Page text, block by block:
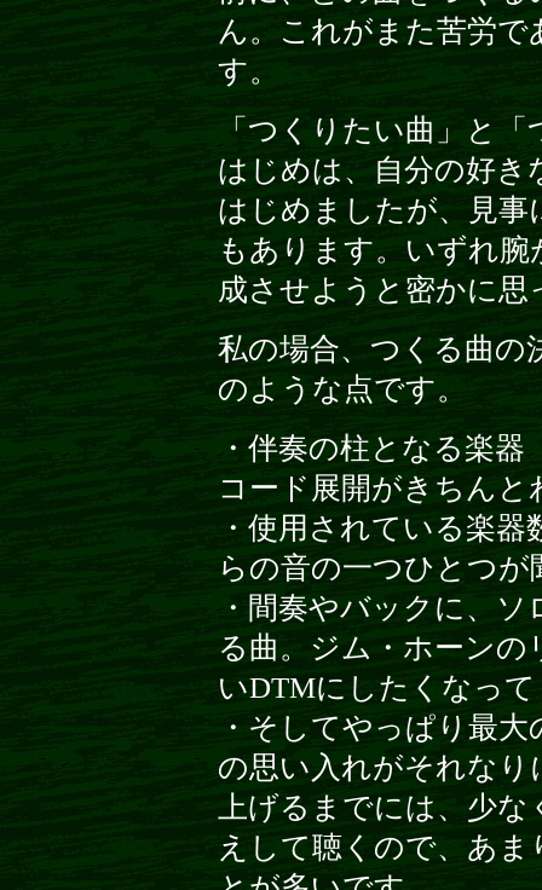
ん。これがまた苦労
す。
「つくりたい曲」と
はじめは、自分の好き
はじめましたが、見事
もあります。いずれ
成させようと密かに
私の場合、つくる曲の
のような点です。
・伴奏の柱となる楽器
コード展開がきちん
・使用されている楽
らの音の一つひとつ
・間奏やバックに、ソ
る曲。ジム・ホーン
いDTMにしたくなっ
・そしてやっぱり最
の思い入れがそれなり
上げるまでには、少
えして聴くので、あ